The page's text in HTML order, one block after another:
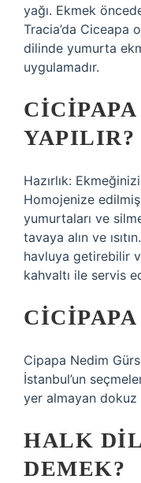
yağı. Ekmek
Tracia’da Ciceapa
dilinde yumurta
uygulamadır.
YAPILIR?
Hazırlık:
Homojenize
yumurtaları ve
tavaya alın ve
havluya getirebilir
kahvaltı ile servis
Cipapa Nedim
İstanbul’un
yer almayan dokuz
HALK
DEMEK?